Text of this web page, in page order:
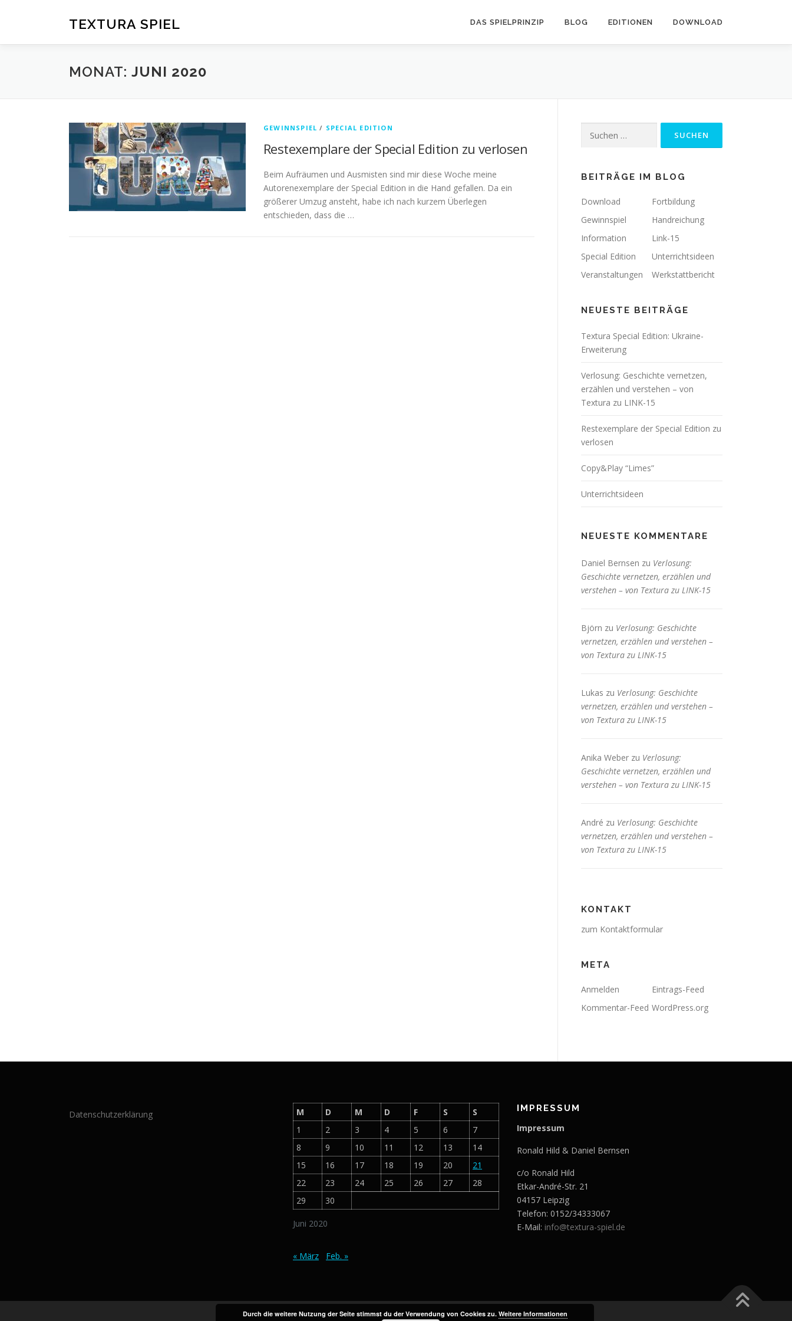
TEXTURA SPIEL DAS SPIELPRINZIP BLOG EDITIONEN DOWNLOAD
MONAT: JUNI 2020
GEWINNSPIEL / SPECIAL EDITION
Restexemplare der Special Edition zu verlosen
Beim Aufräumen und Ausmisten sind mir diese Woche meine
Autorenexemplare der Special Edition in die Hand gefallen. Da ein
größerer Umzug ansteht, habe ich nach kurzem Überlegen
entschieden, dass die …
nach:
BEITRÄGE IM BLOG
Download
Fortbildung
Gewinnspiel
Handreichung
Information
Link-15
Special Edition
Unterrichtsideen
Veranstaltungen
Werkstattbericht
NEUESTE BEITRÄGE
Textura Special Edition: Ukraine-
Erweiterung
Verlosung: Geschichte vernetzen,
erzählen und verstehen – von
Textura zu LINK-15
Restexemplare der Special Edition zu
verlosen
Copy&Play “Limes”
Unterrichtsideen
NEUESTE KOMMENTARE
Daniel Bernsen zu Verlosung:
Geschichte vernetzen, erzählen und
verstehen – von Textura zu LINK-15
Björn zu Verlosung: Geschichte
vernetzen, erzählen und verstehen –
von Textura zu LINK-15
Lukas zu Verlosung: Geschichte
vernetzen, erzählen und verstehen –
von Textura zu LINK-15
Anika Weber zu Verlosung:
Geschichte vernetzen, erzählen und
verstehen – von Textura zu LINK-15
André zu Verlosung: Geschichte
vernetzen, erzählen und verstehen –
von Textura zu LINK-15
KONTAKT
zum Kontaktformular
META
Anmelden
Eintrags-Feed
Kommentar-Feed WordPress.org
Datenschutzerklärung
Juni 2020
M D M D F S
S
1
2 3 4 5 6
7
8
9 10 11 12 13
14
15
16 17 18 19 20
21
22
23 24 25 26 27
28
29
30
« März Feb. »
IMPRESSUM
Impressum
Ronald Hild & Daniel Bernsen
c/o Ronald Hild
Etkar-André-Str. 21
04157 Leipzig
Telefon: 0152/34333067
E-Mail: info@textura-spiel.de
Durch die weitere Nutzung der Seite stimmst du der Verwendung von Cookies zu. Weitere Informationen